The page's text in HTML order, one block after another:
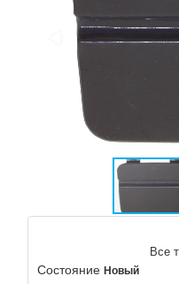
Все
Состояние Новый